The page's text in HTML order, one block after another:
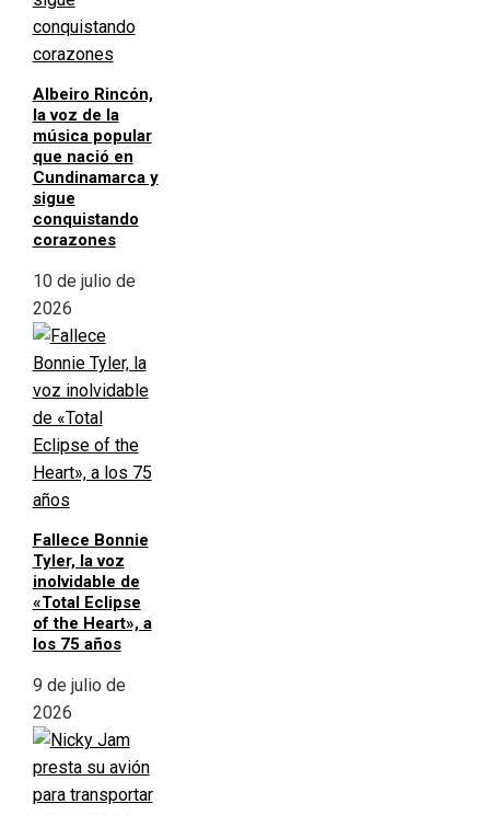
Albeiro Rincón,
la voz de la
música popular
que nació en
Cundinamarca y
sigue
conquistando
corazones
10 de julio de
2026
Fallece Bonnie
Tyler, la voz
inolvidable de
«Total Eclipse
of the Heart», a
los 75 años
9 de julio de
2026